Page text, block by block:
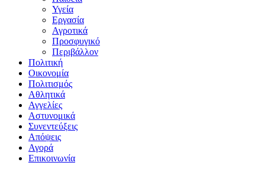
Υγεία
Εργασία
Αγροτικά
Προσφυγικό
Περιβάλλον
Πολιτική
Οικονομία
Πολιτισμός
Αθλητικά
Αγγελίες
Αστυνομικά
Συνεντεύξεις
Απόψεις
Αγορά
Επικοινωνία